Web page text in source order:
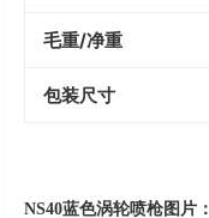
毛重/净重
包装尺寸
NS40蓝色涡轮喷枪图片：